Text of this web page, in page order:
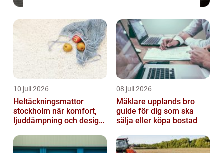
10 juli 2026
Heltäckningsmattor
stockholm när komfort,
ljuddämpning och design
08 juli 2026
Mäklare upplands bro
guide för dig som ska
sälja eller köpa bostad